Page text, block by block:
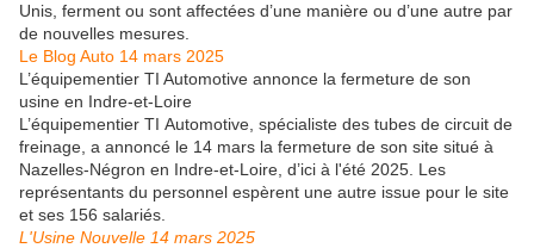
Unis, ferment ou sont affectées d’une manière ou d’une autre par
de nouvelles mesures.
Le Blog Auto 14 mars 2025
L’équipementier TI Automotive annonce la fermeture de son
usine en Indre-et-Loire
L’équipementier TI Automotive, spécialiste des tubes de circuit de
freinage, a annoncé le 14 mars la fermeture de son site situé à
Nazelles-Négron en Indre-et-Loire, d’ici à l'été 2025. Les
représentants du personnel espèrent une autre issue pour le site
et ses 156 salariés.
L'Usine Nouvelle 14 mars 2025